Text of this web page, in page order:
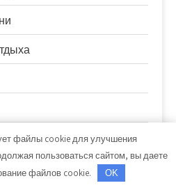
файлы cookie для улучшения
пользоваться сайтом, вы даете
файлов cookie.
OK